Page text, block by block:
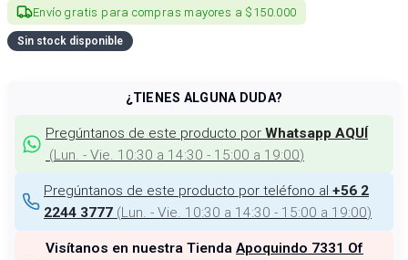
Envío gratis para compras mayores a $150.000
Sin stock disponible
¿TIENES ALGUNA DUDA?
Pregúntanos de este producto por Whatsapp AQUÍ
(Lun. - Vie. 10:30 a 14:30 - 15:00 a 19:00)
Pregúntanos de este producto por teléfono al +56 2
2244 3777 (Lun. - Vie. 10:30 a 14:30 - 15:00 a 19:00)
Visítanos en nuestra Tienda Apoquindo 7331 Of